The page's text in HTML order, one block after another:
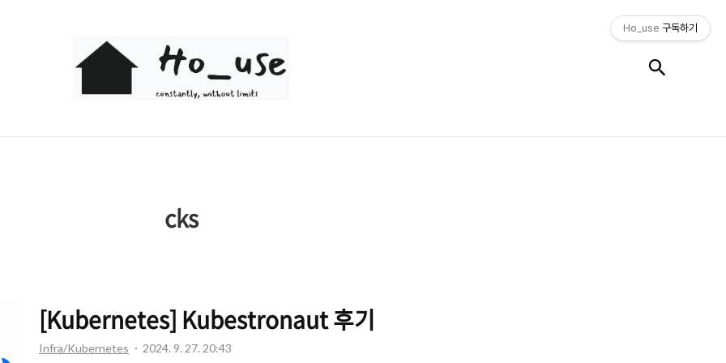
Ho_use
cks
[Kubernetes] Kubestronaut 후기
Infra/Kubernetes 2024. 9. 27. 20:43
Ho_use 구독하기